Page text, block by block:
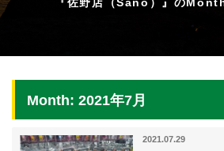
Month: 2021年7月
2021.07.29